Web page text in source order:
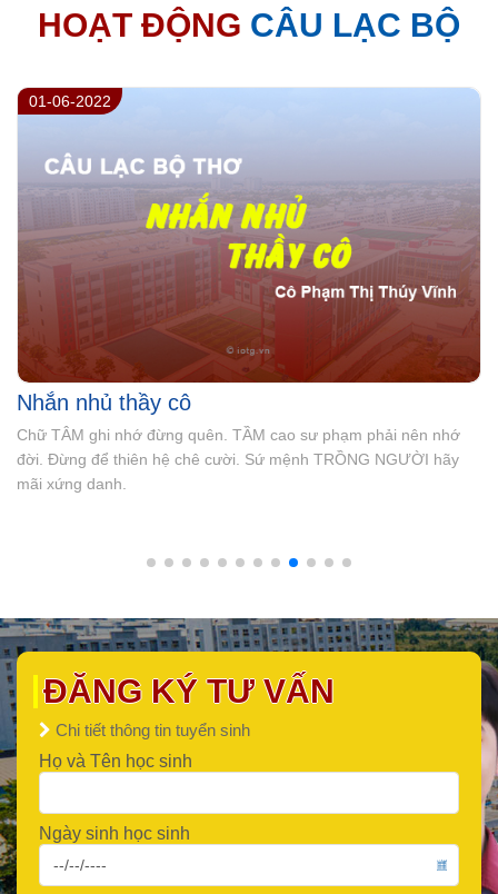
HOẠT ĐỘNG CÂU LẠC BỘ
01-09-2021
Niềm tin tưởng của muôn vàn thế hệ
Hai mươi lăm năm - chặng đường dài. Niềm tin sư phạm chẳng
mờ phai. Ươm mầm trí tuệ gieo nhân ái. Trường Ngô Thời Nhiệm
rực nắng mai.
ĐĂNG KÝ TƯ VẤN
Chi tiết thông tin tuyển sinh
Họ và Tên học sinh
Ngày sinh học sinh